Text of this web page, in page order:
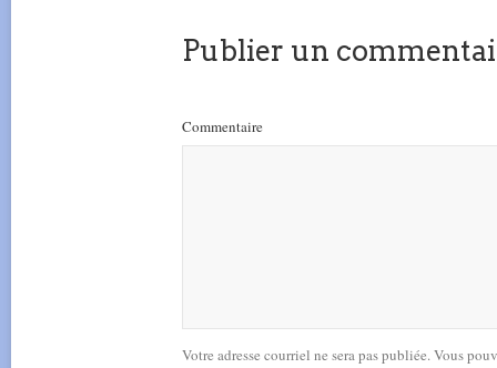
Publier un
Commentaire
Votre adresse courriel ne sera pas publiée. Vous